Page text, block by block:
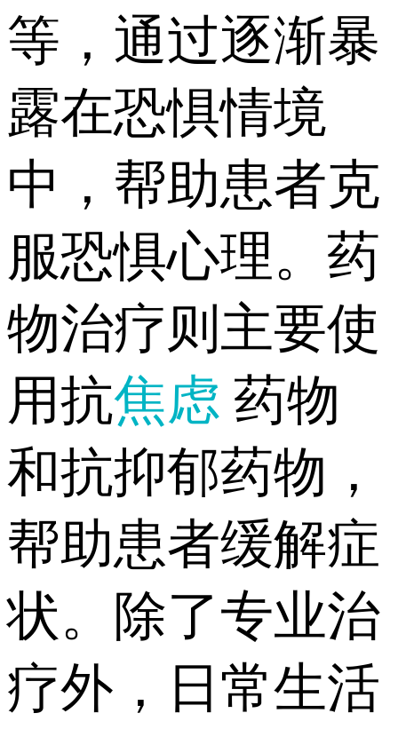
等，通过逐渐暴
露在恐惧情境
中，帮助患者克
服恐惧心理。药
物治疗则主要使
用抗焦虑 药物
和抗抑郁药物，
帮助患者缓解症
状。除了专业治
疗外，日常生活